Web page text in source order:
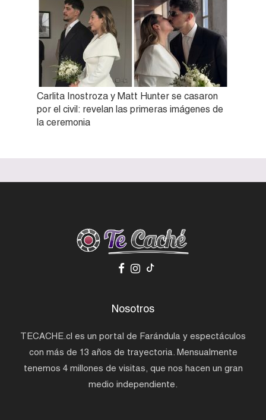
Carlita Inostroza y Matt Hunter se casaron
por el civil: revelan las primeras imágenes de
la ceremonia
Nosotros
TECACHE.cl es un portal de Farándula y espectáculos
con más de 13 años de trayectoria. Mensualmente
tenemos 4 millones de visitas, que nos hacen un gran
medio independiente.